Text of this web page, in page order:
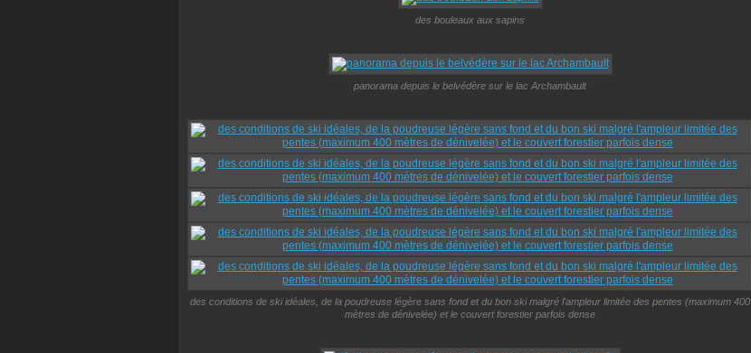
des bouleaux aux sapins
panorama depuis le belvédère sur le lac Archambault
des conditions de ski idéales, de la poudreuse légère sans fond et du bon ski malgré l'ampleur limitée des pentes (maximum 400
mètres de dénivelée) et le couvert forestier parfois dense